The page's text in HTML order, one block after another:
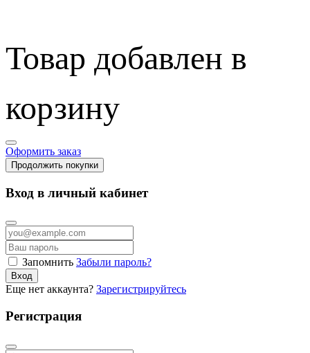
Товар добавлен в
корзину
Оформить заказ
Продолжить покупки
Вход в личный кабинет
Запомнить Забыли пароль?
Вход
Еще нет аккаунта? Зарегистрируйтесь
Регистрация